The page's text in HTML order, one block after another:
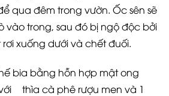
qua đêm trong vườn. Ốc sên sẽ
vào trong, sau đó bị ngộ độc bởi
xuống dưới và chết đuối.
bia bằng hỗn hợp mật ong
½ thìa cà phê rượu men và 1